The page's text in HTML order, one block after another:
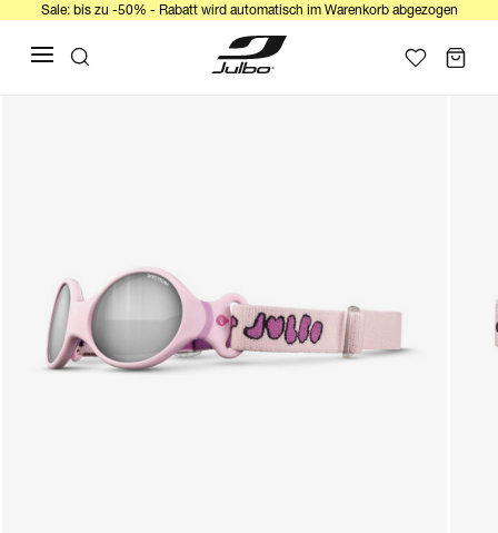
Sale: bis zu -50% - Rabatt wird automatisch im Warenkorb abgezogen